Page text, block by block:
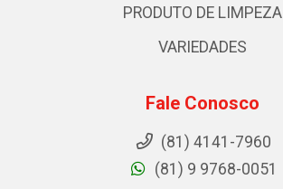
PRODUTO DE LIMPEZA
VARIEDADES
Fale Conosco
(81) 4141-7960
(81) 9 9768-0051